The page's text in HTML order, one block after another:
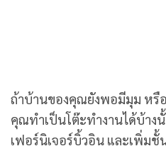
ถ้าบ้านของคุณยังพอมีมุม ห
คุณทำเป็นโต๊ะทำงานได้บ้าง
เฟอร์นิเจอร์บิ้วอิน และเพิ่มชั้